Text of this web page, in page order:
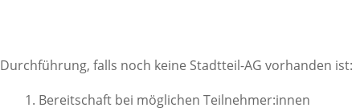
Durchführung, falls noch keine Stadtteil-AG vorhanden ist:
Bereitschaft bei möglichen Teilnehmer:innen